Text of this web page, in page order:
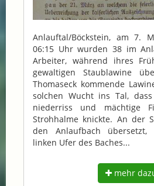
Anlauftal/Böckstein, am 7.
06:15 Uhr wurden 38 im
Arbeiter, während ihres
gewaltigen Staublawine
Thomaseck kommende
solchen Wucht ins Tal,
niederriss und mächtige
Strohhalme knickte. An der
den Anlaufbach
linken Ufer des Baches...
mehr